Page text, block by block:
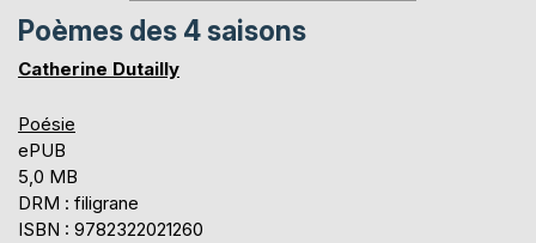
Poèmes des 4 saisons
Catherine Dutailly
Poésie
ePUB
5,0 MB
DRM : filigrane
ISBN : 9782322021260